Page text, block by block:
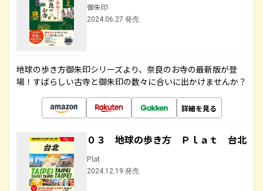
御朱印
2024.06.27 発売
地球の歩き方御朱印シリーズより、奈良のお寺の最新版が登
場！すばらしい古寺と御朱印の数々に合いに出かけませんか？
詳細を見る
０３ 地球の歩き方 Ｐｌａｔ 台北
Plat
2024.12.19 発売